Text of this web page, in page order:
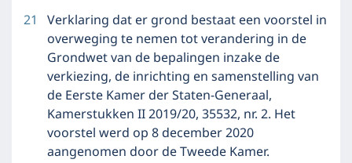
21 Verklaring dat er grond bestaat een voorstel in
overweging te nemen tot verandering in de
Grondwet van de bepalingen inzake de
verkiezing, de inrichting en samenstelling van
de Eerste Kamer der Staten-Generaal,
Kamerstukken II 2019/20, 35532, nr. 2. Het
voorstel werd op 8 december 2020
aangenomen door de Tweede Kamer.